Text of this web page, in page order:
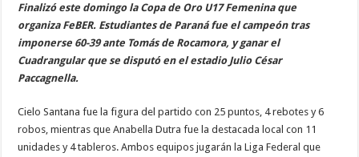
Finalizó este domingo la Copa de Oro U17 Femenina que
organiza FeBER. Estudiantes de Paraná fue el campeón tras
imponerse 60-39 ante Tomás de Rocamora, y ganar el
Cuadrangular que se disputó en el estadio Julio César
Paccagnella.
Cielo Santana fue la figura del partido con 25 puntos, 4 rebotes y 6
robos, mientras que Anabella Dutra fue la destacada local con 11
unidades y 4 tableros. Ambos equipos jugarán la Liga Federal que